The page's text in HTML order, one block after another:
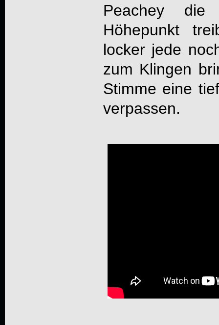
Peachey
Höhepunkt
locker jede
zum Klingen
Stimme eine
verpassen.